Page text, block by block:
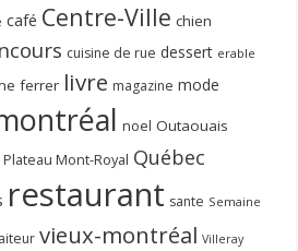
café Centre-Ville chien
cuisine de rue dessert erable
ferrer livre magazine mode
noel Outaouais
Plateau Mont-Royal Québec
restaurant sante Semaine
vieux-montréal Villeray